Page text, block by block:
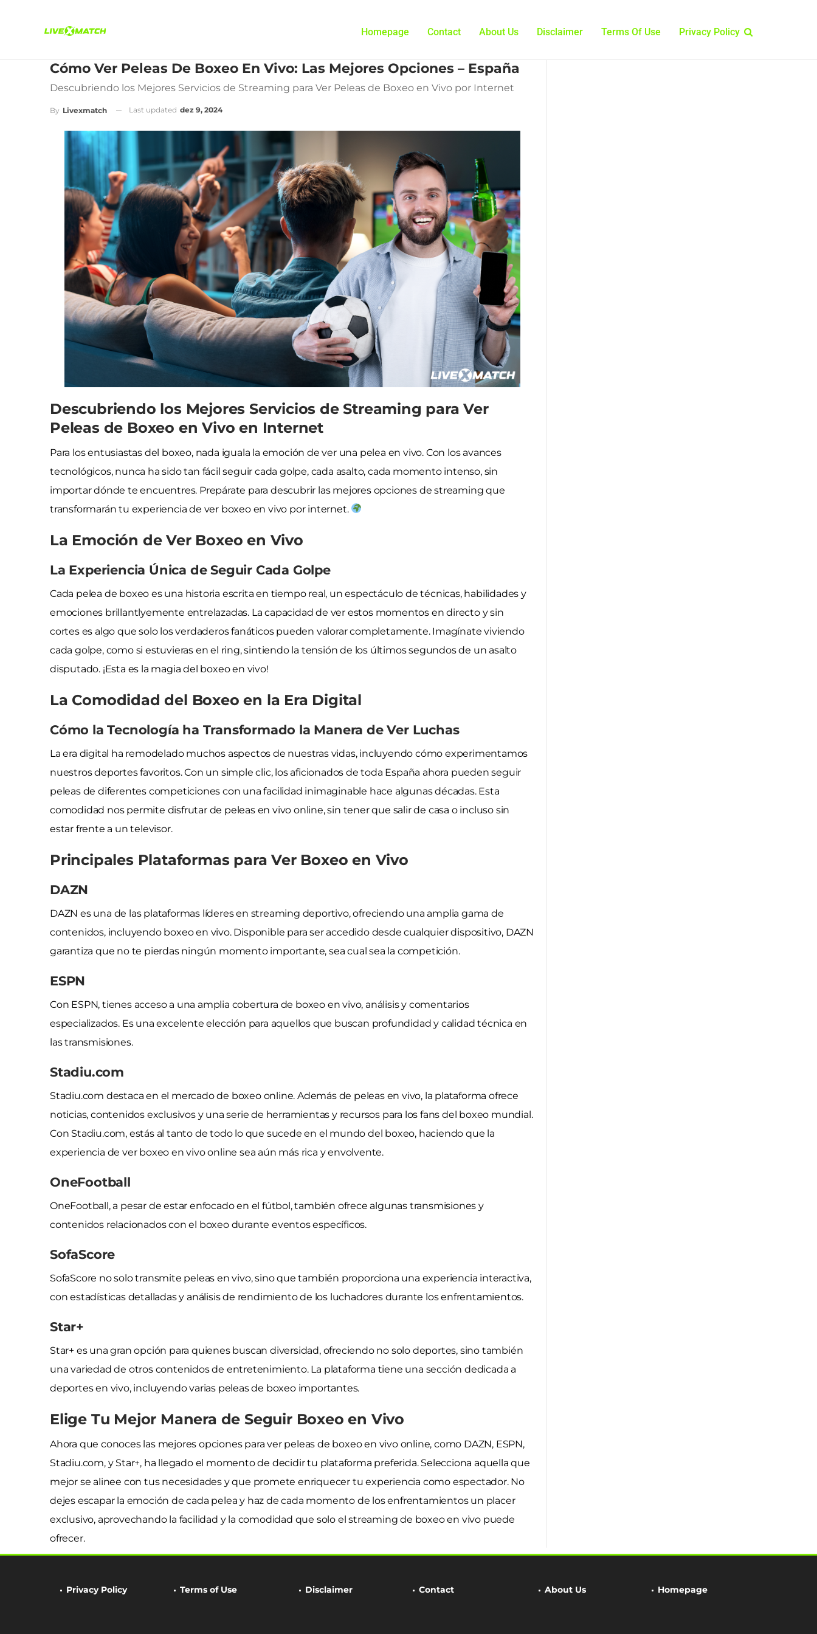
Homepage Contact About Us Disclaimer Terms Of Use Privacy Policy
Cómo Ver Peleas De Boxeo En Vivo: Las Mejores Opciones – España
Descubriendo los Mejores Servicios de Streaming para Ver Peleas de Boxeo en Vivo por Internet
By Livexmatch Last updated dez 9, 2024
Descubriendo los Mejores Servicios de Streaming para Ver
Peleas de Boxeo en Vivo en Internet
Para los entusiastas del boxeo, nada iguala la emoción de ver una pelea en vivo. Con los avances
tecnológicos, nunca ha sido tan fácil seguir cada golpe, cada asalto, cada momento intenso, sin
importar dónde te encuentres. Prepárate para descubrir las mejores opciones de streaming que
transformarán tu experiencia de ver boxeo en vivo por internet.
La Emoción de Ver Boxeo en Vivo
La Experiencia Única de Seguir Cada Golpe
Cada pelea de boxeo es una historia escrita en tiempo real, un espectáculo de técnicas, habilidades y
emociones brillantlyemente entrelazadas. La capacidad de ver estos momentos en directo y sin
cortes es algo que solo los verdaderos fanáticos pueden valorar completamente. Imagínate viviendo
cada golpe, como si estuvieras en el ring, sintiendo la tensión de los últimos segundos de un asalto
disputado. ¡Esta es la magia del boxeo en vivo!
La Comodidad del Boxeo en la Era Digital
Cómo la Tecnología ha Transformado la Manera de Ver Luchas
La era digital ha remodelado muchos aspectos de nuestras vidas, incluyendo cómo experimentamos
nuestros deportes favoritos. Con un simple clic, los aficionados de toda España ahora pueden seguir
peleas de diferentes competiciones con una facilidad inimaginable hace algunas décadas. Esta
comodidad nos permite disfrutar de peleas en vivo online, sin tener que salir de casa o incluso sin
estar frente a un televisor.
Principales Plataformas para Ver Boxeo en Vivo
DAZN
DAZN es una de las plataformas líderes en streaming deportivo, ofreciendo una amplia gama de
contenidos, incluyendo boxeo en vivo. Disponible para ser accedido desde cualquier dispositivo, DAZN
garantiza que no te pierdas ningún momento importante, sea cual sea la competición.
ESPN
Con ESPN, tienes acceso a una amplia cobertura de boxeo en vivo, análisis y comentarios
especializados. Es una excelente elección para aquellos que buscan profundidad y calidad técnica en
las transmisiones.
Stadiu.com
Stadiu.com destaca en el mercado de boxeo online. Además de peleas en vivo, la plataforma ofrece
noticias, contenidos exclusivos y una serie de herramientas y recursos para los fans del boxeo mundial.
Con Stadiu.com, estás al tanto de todo lo que sucede en el mundo del boxeo, haciendo que la
experiencia de ver boxeo en vivo online sea aún más rica y envolvente.
OneFootball
OneFootball, a pesar de estar enfocado en el fútbol, también ofrece algunas transmisiones y
contenidos relacionados con el boxeo durante eventos específicos.
SofaScore
SofaScore no solo transmite peleas en vivo, sino que también proporciona una experiencia interactiva,
con estadísticas detalladas y análisis de rendimiento de los luchadores durante los enfrentamientos.
Star+
Star+ es una gran opción para quienes buscan diversidad, ofreciendo no solo deportes, sino también
una variedad de otros contenidos de entretenimiento. La plataforma tiene una sección dedicada a
deportes en vivo, incluyendo varias peleas de boxeo importantes.
Elige Tu Mejor Manera de Seguir Boxeo en Vivo
Ahora que conoces las mejores opciones para ver peleas de boxeo en vivo online, como DAZN, ESPN,
Stadiu.com, y Star+, ha llegado el momento de decidir tu plataforma preferida. Selecciona aquella que
mejor se alinee con tus necesidades y que promete enriquecer tu experiencia como espectador. No
dejes escapar la emoción de cada pelea y haz de cada momento de los enfrentamientos un placer
exclusivo, aprovechando la facilidad y la comodidad que solo el streaming de boxeo en vivo puede
ofrecer.
Privacy Policy Terms of Use Disclaimer Contact About Us Homepage